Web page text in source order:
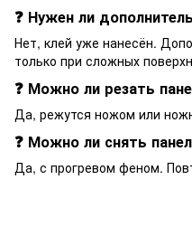
❓ Нужен ли
Нет, клей уже нанесён.
только при сложных
❓ Можно ли резать
Да, режутся ножом или
❓ Можно ли снять
Да, с прогревом феном.